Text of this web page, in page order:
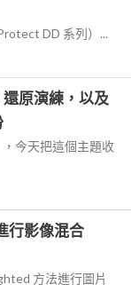
DD 系列）...
原演練，以及
今天把這個主題收
行影像混合
方法進行圖片